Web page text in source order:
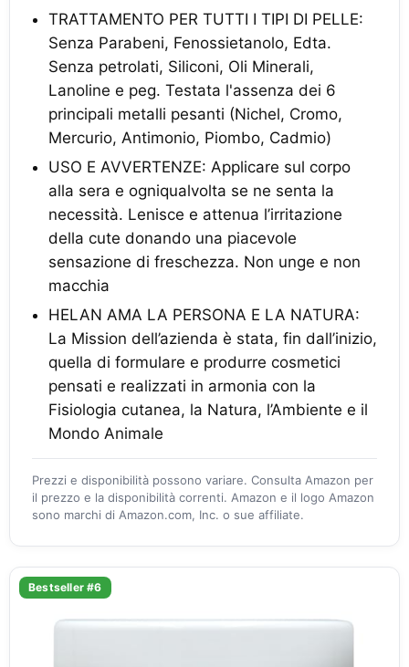
TRATTAMENTO PER TUTTI I TIPI DI PELLE:
Senza Parabeni, Fenossietanolo, Edta.
Senza petrolati, Siliconi, Oli Minerali,
Lanoline e peg. Testata l'assenza dei 6
principali metalli pesanti (Nichel, Cromo,
Mercurio, Antimonio, Piombo, Cadmio)
USO E AVVERTENZE: Applicare sul corpo
alla sera e ogniqualvolta se ne senta la
necessità. Lenisce e attenua l’irritazione
della cute donando una piacevole
sensazione di freschezza. Non unge e non
macchia
HELAN AMA LA PERSONA E LA NATURA:
La Mission dell’azienda è stata, fin dall’inizio,
quella di formulare e produrre cosmetici
pensati e realizzati in armonia con la
Fisiologia cutanea, la Natura, l’Ambiente e il
Mondo Animale
Prezzi e disponibilità possono variare. Consulta Amazon per
il prezzo e la disponibilità correnti. Amazon e il logo Amazon
sono marchi di Amazon.com, Inc. o sue affiliate.
Bestseller #6